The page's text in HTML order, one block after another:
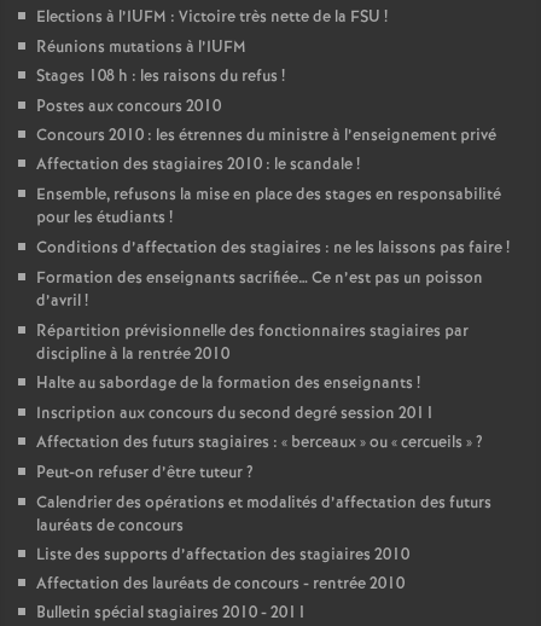
Elections à l’IUFM : Victoire très nette de la FSU !
Réunions mutations à l’IUFM
Stages 108 h : les raisons du refus !
Postes aux concours 2010
Concours 2010 : les étrennes du ministre à l’enseignement privé
Affectation des stagiaires 2010 : le scandale!
Ensemble, refusons la mise en place des stages en responsabilité
pour les étudiants !
Conditions d’affectation des stagiaires : ne les laissons pas faire!
Formation des enseignants sacrifiée… Ce n’est pas un poisson
d’avril!
Répartition prévisionnelle des fonctionnaires stagiaires par
discipline à la rentrée 2010
Halte au sabordage de la formation des enseignants !
Inscription aux concours du second degré session 2011
Affectation des futurs stagiaires : « berceaux» ou «cercueils »?
Peut-on refuser d’être tuteur?
Calendrier des opérations et modalités d’affectation des futurs
lauréats de concours
Liste des supports d’affectation des stagiaires 2010
Affectation des lauréats de concours - rentrée 2010
Bulletin spécial stagiaires 2010 - 2011